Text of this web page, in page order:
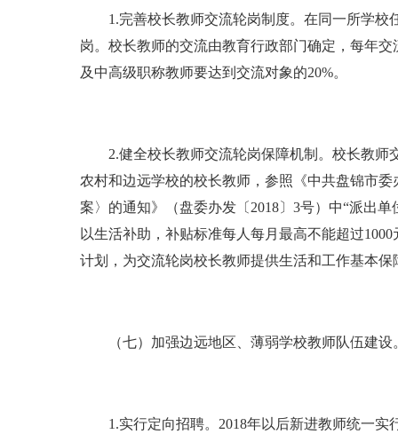
1.完善校长教师交流轮岗制度。在同一所学校
岗。校长教师的交流由教育行政部门确定，每年
及中高级职称教师要达到交流对象的20%。
2.健全校长教师交流轮岗保障机制。校长教师
农村和边远学校的校长教师，参照《中共盘锦市
案〉的通知》（盘委办发〔2018〕3号）中“派出
以生活补助，补贴标准每人每月最高不能超过
计划，为交流轮岗校长教师提供生活和工作基本保
（七）加强边远地区、薄弱学校教师队伍建设
1.实行定向招聘。2018年以后新进教师统一实